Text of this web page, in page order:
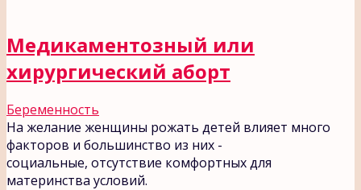
Медикаментозный или
хирургический аборт
Беременность
На желание женщины рожать детей влияет много
факторов и большинство из них -
социальные, отсутствие комфортных для
материнства условий.